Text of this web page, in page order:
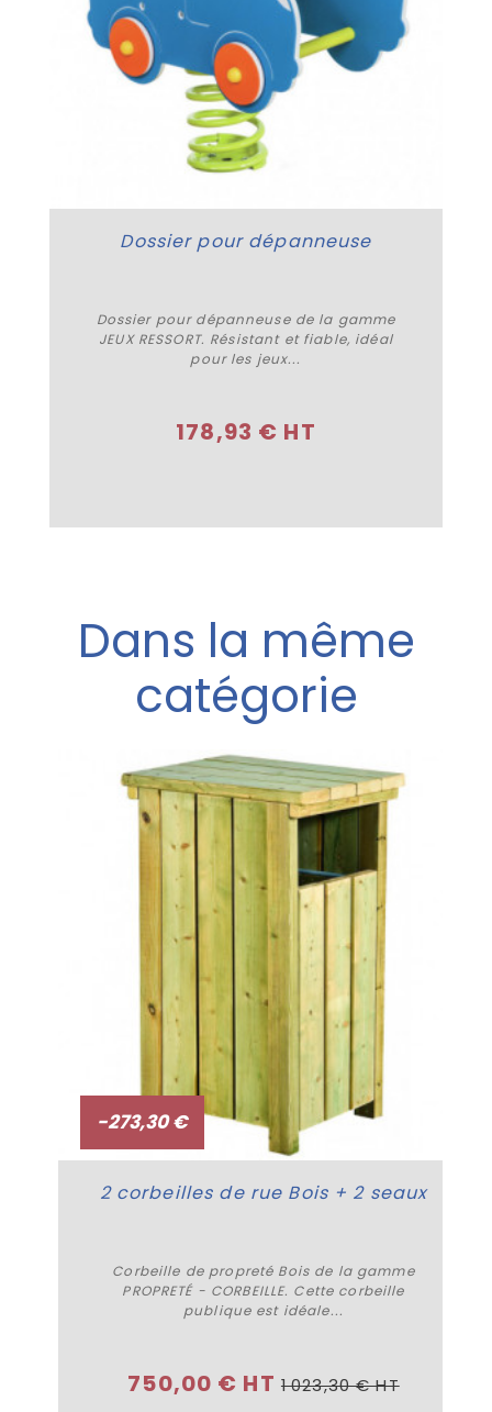
Dossier pour dépanneuse
Dossier pour dépanneuse de la gamme
JEUX RESSORT. Résistant et fiable, idéal
pour les jeux...
178,93 € HT
Dans la même
catégorie
-273,30 €
2 corbeilles de rue Bois + 2 seaux
Corbeille de propreté Bois de la gamme
PROPRETÉ - CORBEILLE. Cette corbeille
publique est idéale...
750,00 € HT 1 023,30 € HT